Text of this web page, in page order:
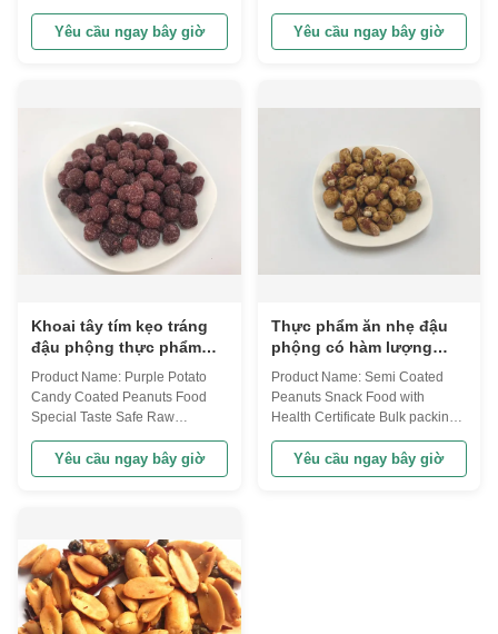
OEM Lead Time Within 25 Days
Payment Methods T/T, L/C,
Details This product features
BBQ Five-Spice and Beef ...
Yêu cầu ngay bây giờ
Egg Yolk & Spicy Shelf Life One
Year Lead Time Within 25
Flavor Spicy, Salted Egg Yolk
Yêu cầu ngay bây giờ
Khoai tây tím kẹo tráng
đậu phộng thực phẩm
hương vị đặc biệt an
toàn nguyên liệu
Product Name: Purple Potato
Candy Coated Peanuts Food
Special Taste Safe Raw
Ingredient Our round wasabi
peanuts are rich in nutrition and
very tasty in flavors. It's non-
choice of snack food ~! Hot
selling in European and
American market ...
Yêu cầu ngay bây giờ
Thực phẩm ăn nhẹ đậu
phộng có hàm lượng
chất béo thấp, đường
giòn
Product Name: Semi Coated
Peanuts Snack Food with
Health Certificate Bulk packing
As the proverb goes "it is difficult
to satisfy all tastes".We provide
different flavors of all mixed
Yêu cầu ngay bây giờ